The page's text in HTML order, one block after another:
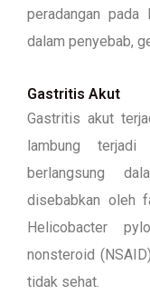
peradangan pada
dalam penyebab,
Gastritis Akut
Gastritis akut
lambung
berlangsung
disebabkan oleh
Helicobacter
nonsteroid
tidak sehat.